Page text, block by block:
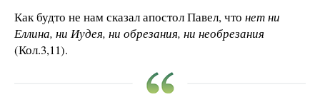
Как будто не нам сказал апостол Павел, что нет ни
Еллина, ни Иудея, ни обрезания, ни необрезания
(Кол.3,11).